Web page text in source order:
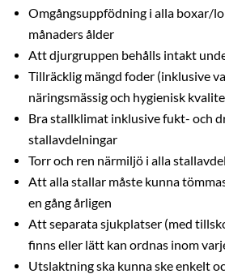
Omgångsuppfödning i alla boxar/
månaders ålder
Att djurgruppen behålls intakt
Tillräcklig mängd foder (inklusive
näringsmässig och hygienisk
Bra stallklimat inklusive fukt- och
stallavdelningar
Torr och ren närmiljö i alla
Att alla stallar måste kunna
en gång årligen
Att separata sjukplatser (med
finns eller lätt kan ordnas inom
Utslaktning ska kunna ske enkelt